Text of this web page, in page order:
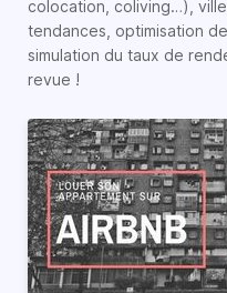
colocation, coliving…),
tendances, optimisation
simulation du taux de
revue !